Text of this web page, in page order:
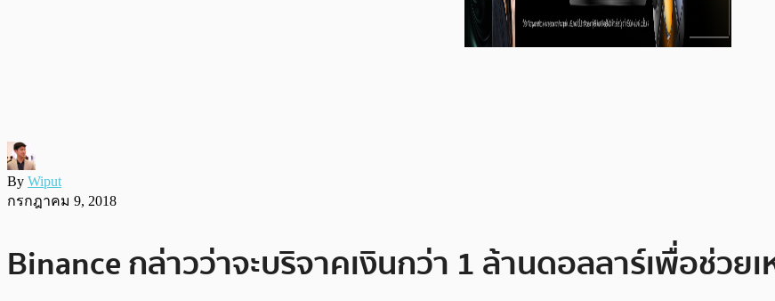
By Wiput
กรกฎาคม 9, 2018
Binance กล่าวว่าจะบริจาคเงินกว่า 1 ล้านดอลลาร์เพื่อช่ว